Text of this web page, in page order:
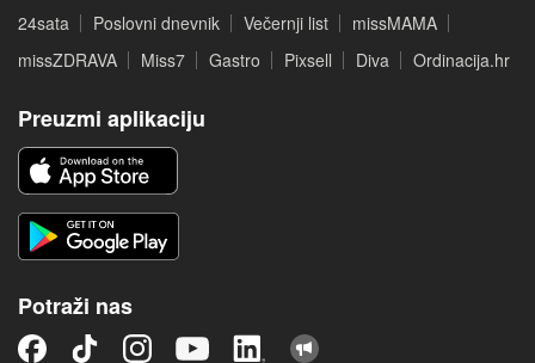
24sata Poslovni dnevnik Večernji list
missMAMA
missZDRAVA
Miss7 Gastro Pixsell Diva Ordinacija.hr
Preuzmi aplikaciju
Potraži nas